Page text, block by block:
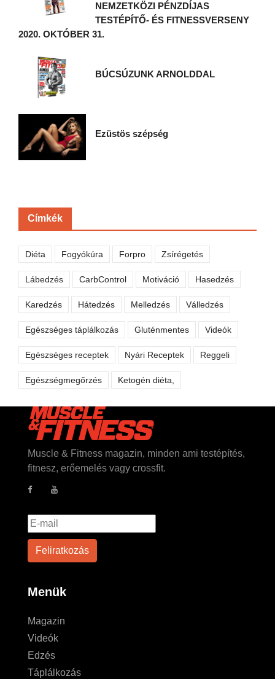
NEMZETKÖZI PÉNZDÍJAS
TESTÉPÍTŐ- ÉS FITNESSVERSENY
2020. OKTÓBER 31.
BÚCSÚZUNK ARNOLDDAL
Ezüstös szépség
Címkék
Diéta Fogyókúra Forpro Zsírégetés
Lábedzés CarbControl Motiváció Hasedzés
Karedzés Hátedzés Melledzés Válledzés
Egészséges táplálkozás Gluténmentes Videók
Egészséges receptek Nyári Receptek Reggeli
Egészségmegőrzés Ketogén diéta,
Muscle & Fitness magazin, minden ami testépítés,
fitnesz, erőemelés vagy crossfit.
Menük
Magazin
Videók
Edzés
Táplálkozás